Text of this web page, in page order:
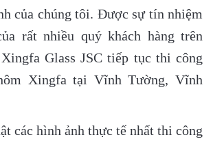
của chúng tôi. Được sự tín nhiệm
rất nhiều quý khách hàng trên
Glass JSC tiếp tục thi công
Xingfa tại Vĩnh Tường, Vĩnh
các hình ảnh thực tế nhất thi công